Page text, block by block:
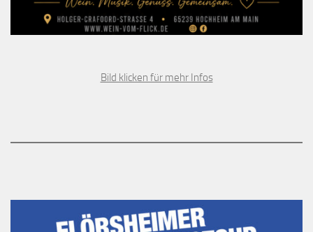
Bild klicken für mehr Infos